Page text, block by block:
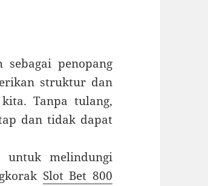
penopang
struktur dan
Tanpa tulang,
dan tidak dapat
melindungi
Slot Bet 800